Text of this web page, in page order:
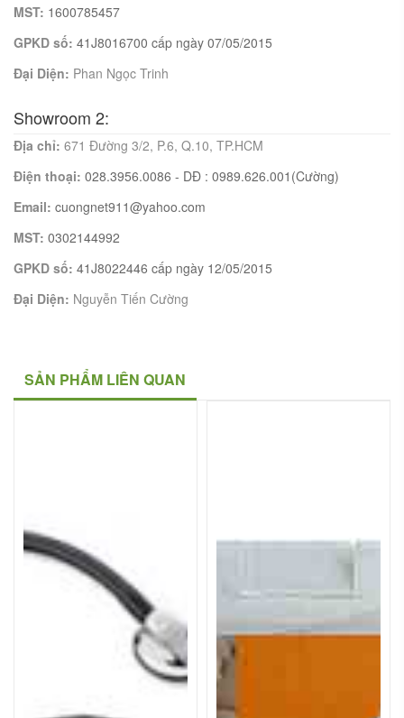
MST: 1600785457
GPKD số: 41J8016700 cấp ngày 07/05/2015
Đại Diện: Phan Ngọc Trinh
Showroom 2:
Địa chỉ: 671 Đường 3/2, P.6, Q.10, TP.HCM
Điện thoại: 028.3956.0086 - DĐ : 0989.626.001(Cường)
Email: cuongnet911@yahoo.com
MST: 0302144992
GPKD số: 41J8022446 cấp ngày 12/05/2015
Đại Diện: Nguyễn Tiến Cường
SẢN PHẨM LIÊN QUAN